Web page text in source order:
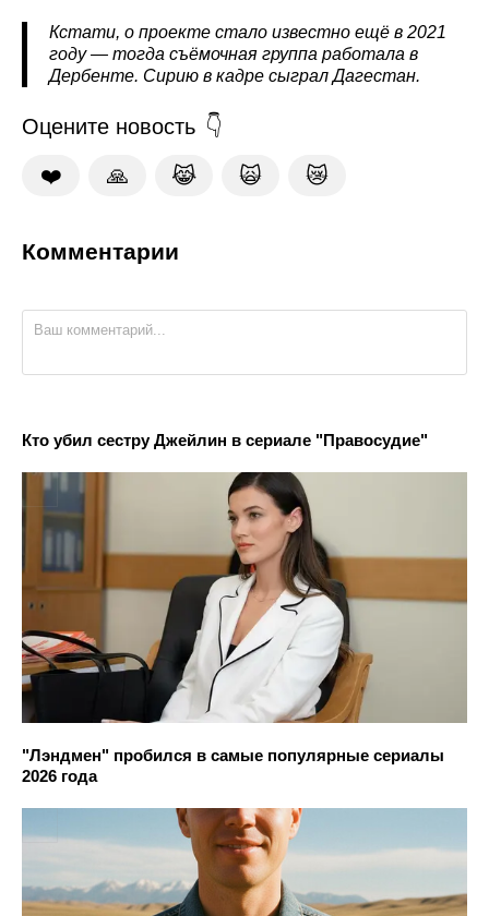
Кстати, о проекте стало известно ещё в 2021
году — тогда съёмочная группа работала в
Дербенте. Сирию в кадре сыграл Дагестан.
Оцените новость
❤️ 🙏 😹 🙀 😿
Комментарии
Кто убил сестру Джейлин в сериале "Правосудие"
"Лэндмен" пробился в самые популярные сериалы
2026 года